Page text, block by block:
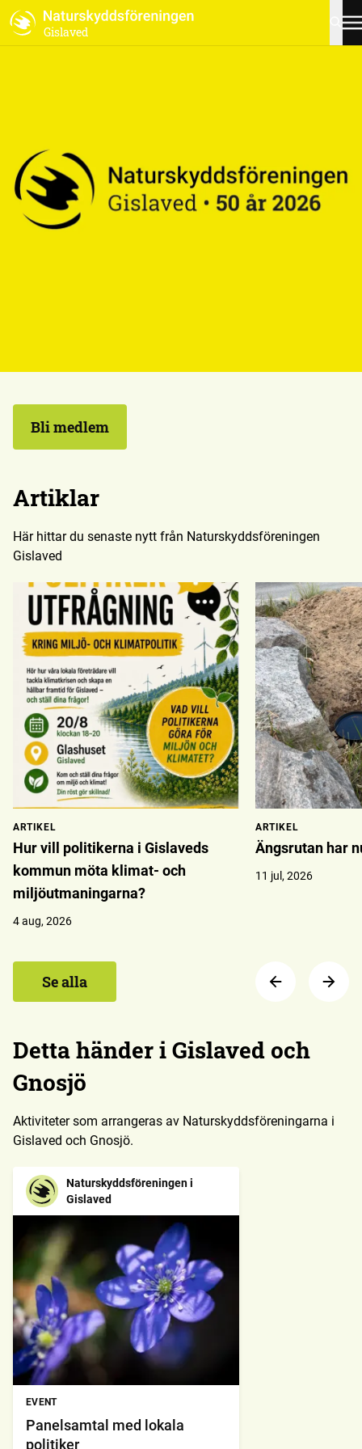
Gislaved
Bli medlem
Artiklar
Här hittar du senaste nytt från Naturskyddsföreningen
Gislaved
ARTIKEL
Hur vill politikerna i Gislaveds
kommun möta klimat- och
miljöutmaningarna?
4 aug, 2026
ARTIKEL
Ängsrutan har
11 jul, 2026
Se alla
Detta händer i Gislaved och
Gnosjö
Aktiviteter som arrangeras av Naturskyddsföreningarna i
Gislaved och Gnosjö.
Naturskyddsföreningen i
Gislaved
EVENT
Panelsamtal med lokala
politiker